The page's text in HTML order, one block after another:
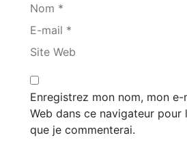
Nom *
E-mail *
Site Web
Enregistrez mon nom, mon
Web dans ce navigateur pour
que je commenterai.